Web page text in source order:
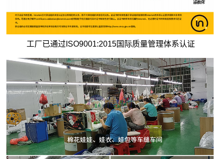
工厂已通过ISO9001:2015国际质量管理体系认证